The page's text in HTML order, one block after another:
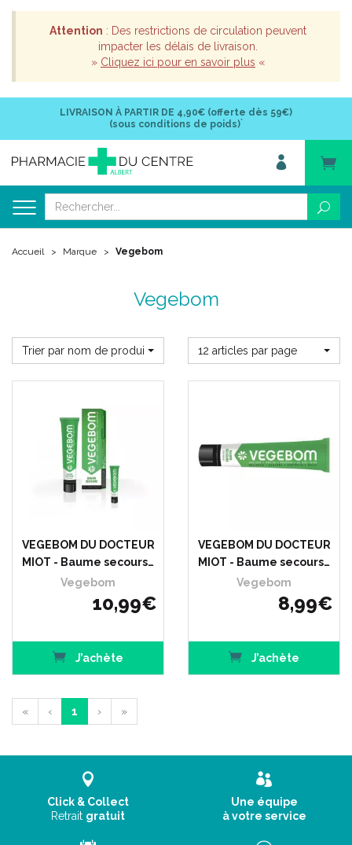
Attention : Des restrictions de circulation peuvent
impacter les délais de livraison.
» Cliquez ici pour en savoir plus «
LIVRAISON À PARTIR DE 4,90€ (offerte dès 59€)
(sous conditions de poids)*
Accueil Marque Vegebom
Vegebom
Trier par nom de produit 12 articles par page
VEGEBOM DU DOCTEUR
MIOT - Baume secours…
Vegebom
10,99€
J’achète
VEGEBOM DU DOCTEUR
MIOT - Baume secours…
Vegebom
8,99€
J’achète
« ‹ 1 › »
Click & Collect
Retrait gratuit
Une équipe
à votre service